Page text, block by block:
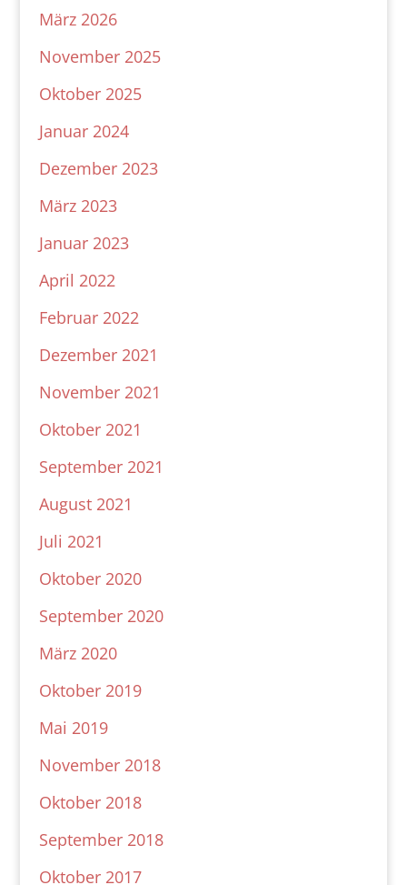
März 2026
November 2025
Oktober 2025
Januar 2024
Dezember 2023
März 2023
Januar 2023
April 2022
Februar 2022
Dezember 2021
November 2021
Oktober 2021
September 2021
August 2021
Juli 2021
Oktober 2020
September 2020
März 2020
Oktober 2019
Mai 2019
November 2018
Oktober 2018
September 2018
Oktober 2017